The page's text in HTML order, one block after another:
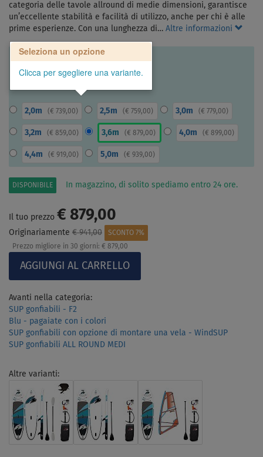
categoria delle tavole allround di medie dimensioni, garantisce
un’eccellente stabilità e facilità di utilizzo, anche per chi è alle
prime esperienze. Con una lunghezza di… Altre informazioni
Seleziona un opzione
Clicca per sgegliere una variante.
2,0m ( € 739,00) 2,5m (€ 759,00) 3,0m ( € 779,00)
3,2m ( € 859,00) 3,6m (€ 879,00) 4,0m ( € 899,00)
4,4m ( € 919,00) 5,0m (€ 939,00)
DISPONIBILE In magazzino, di solito spediamo entro 24 ore.
Il tuo prezzo € 879,00
Originariamente € 941,00
SCONTO 7%
Prezzo migliore in 30 giorni: € 879,00
Avanti nella categoria:
SUP gonfiabili - F2
Blu - pagaiate con i colori
SUP gonfiabili con opzione di montare una vela - WindSUP
SUP gonfiabili ALL ROUND MEDI
Altre varianti: